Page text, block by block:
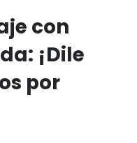
con
¡Dile
por